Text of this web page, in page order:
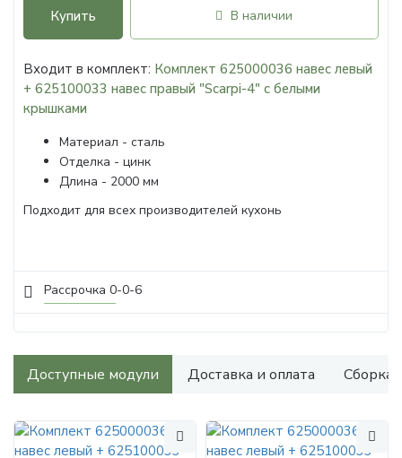
Рассрочка 0-0-6
Купить В наличии
Входит в комплект: Комплект 625000036 навес левый
+ 625100033 навес правый "Scarpi-4" с белыми
крышками
Материал - сталь
Отделка - цинк
Длина - 2000 мм
​Подходит для всех производителей кухонь
Доступные модули Доставка и оплата Сборка